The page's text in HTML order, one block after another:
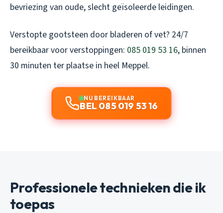
bevriezing van oude, slecht geïsoleerde leidingen.
Verstopte gootsteen door bladeren of vet? 24/7
bereikbaar voor verstoppingen: 085 019 53 16, binnen
30 minuten ter plaatse in heel Meppel.
NU BEREIKBAAR
BEL 085 019 53 16
Professionele technieken die ik
toepas